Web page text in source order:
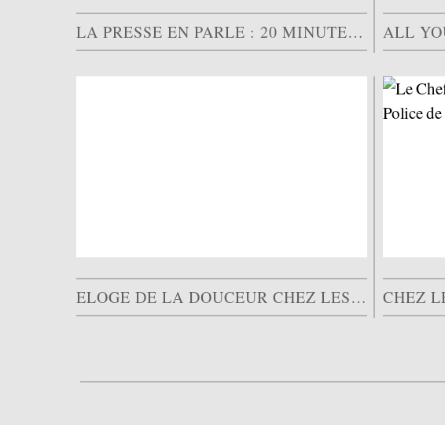
LA PRESSE EN PARLE : 20 MINUTES POUR COMPRENDRE…
ELOGE DE LA DOUCEUR CHEZ LES SENDRA, TRANSMETTRE, AVEC…